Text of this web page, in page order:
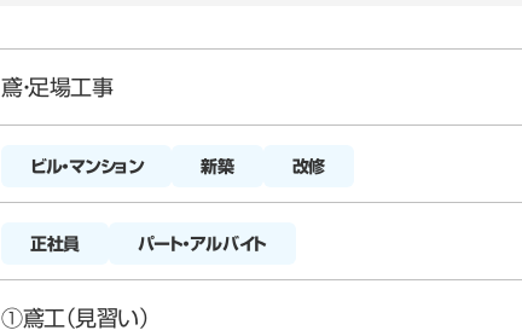
鳶・足場工事
ビル・マンション 新築 改修
正社員 パート・アルバイト
①鳶工（見習い）